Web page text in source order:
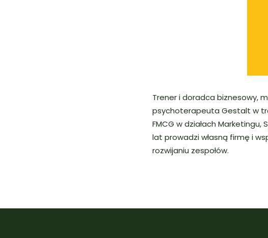
Trener i doradca biznesowy,
psychoterapeuta Gestalt w
FMCG w działach Marketingu,
lat prowadzi własną firmę i
rozwijaniu zespołów.